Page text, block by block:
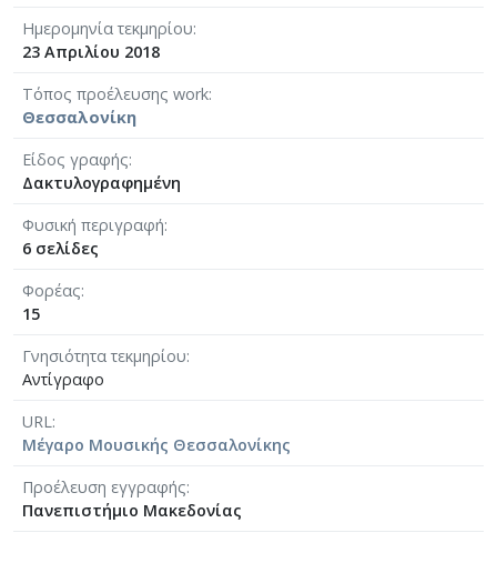
Ημερομηνία τεκμηρίου
23 Απριλίου 2018
Τόπος προέλευσης work
Θεσσαλονίκη
Είδος γραφής
Δακτυλογραφημένη
Φυσική περιγραφή
6 σελίδες
Φορέας
15
Γνησιότητα τεκμηρίου
Αντίγραφο
URL
Μέγαρο Μουσικής Θεσσαλονίκης
Προέλευση εγγραφής
Πανεπιστήμιο Μακεδονίας